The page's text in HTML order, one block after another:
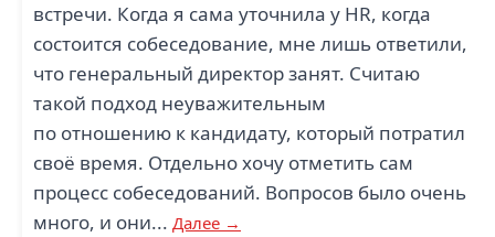
встречи. Когда я сама уточнила у HR, когда
состоится собеседование, мне лишь ответили,
что генеральный директор занят. Считаю
такой подход неуважительным
по отношению к кандидату, который потратил
своё время. Отдельно хочу отметить сам
процесс собеседований. Вопросов было очень
много, и они... Далее →